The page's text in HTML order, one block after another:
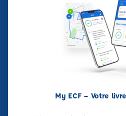
My ECF – Votre